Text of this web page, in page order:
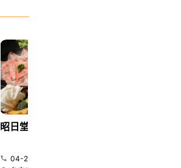
昭日堂鍋煮｜台中火鍋
04-22580269